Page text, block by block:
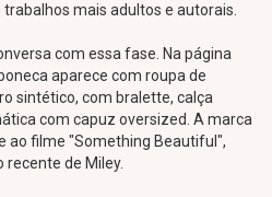
mais adultos e autorais.
com essa fase. Na página
aparece com roupa de
sintético, com bralette, calça
com capuz oversized. A marca
ao filme "Something Beautiful",
recente de Miley.